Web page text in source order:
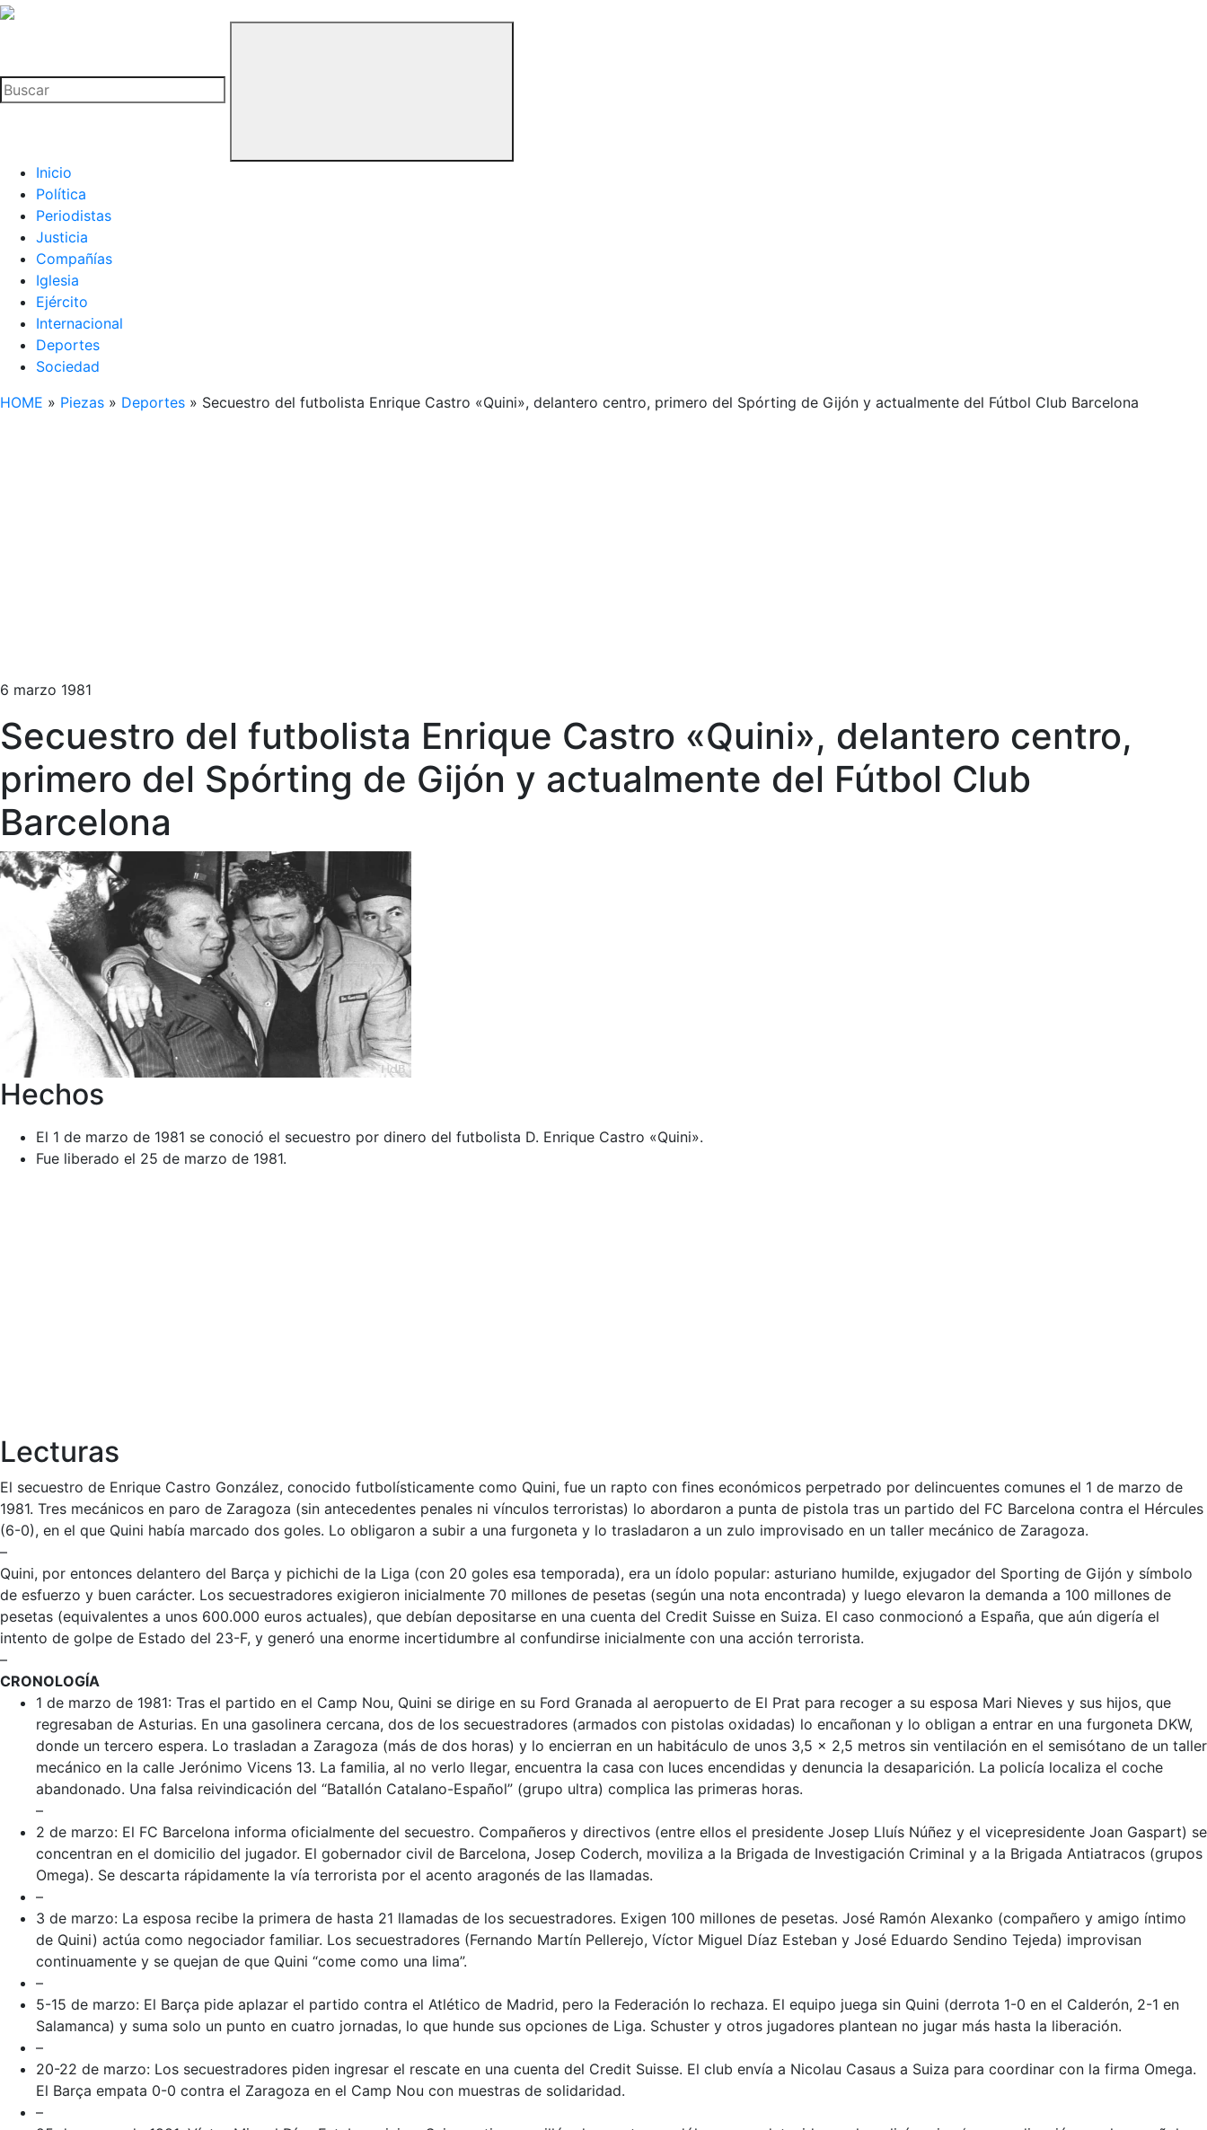
La
Buitre
Inicio
Política
Periodistas
Justicia
Compañías
Iglesia
Ejército
Internacional
Deportes
Sociedad
HOME » Piezas » Deportes » Secuestro del futbolista Enrique Castro «Quini», delantero centro, primero del Spórting de Gijón y actualmente del Fútbol Club Barcelona
6 marzo 1981
Secuestro del futbolista Enrique Castro «Quini», delantero centro,
primero del Spórting de Gijón y actualmente del Fútbol Club
Barcelona
Hechos
El 1 de marzo de 1981 se conoció el secuestro por dinero del futbolista D. Enrique Castro «Quini».
Fue liberado el 25 de marzo de 1981.
Lecturas
El secuestro de Enrique Castro González, conocido futbolísticamente como Quini, fue un rapto con fines económicos perpetrado por delincuentes comunes el 1 de marzo de
1981. Tres mecánicos en paro de Zaragoza (sin antecedentes penales ni vínculos terroristas) lo abordaron a punta de pistola tras un partido del FC Barcelona contra el Hércules
(6-0), en el que Quini había marcado dos goles. Lo obligaron a subir a una furgoneta y lo trasladaron a un zulo improvisado en un taller mecánico de Zaragoza.
–
Quini, por entonces delantero del Barça y pichichi de la Liga (con 20 goles esa temporada), era un ídolo popular: asturiano humilde, exjugador del Sporting de Gijón y símbolo
de esfuerzo y buen carácter. Los secuestradores exigieron inicialmente 70 millones de pesetas (según una nota encontrada) y luego elevaron la demanda a 100 millones de
pesetas (equivalentes a unos 600.000 euros actuales), que debían depositarse en una cuenta del Credit Suisse en Suiza. El caso conmocionó a España, que aún digería el
intento de golpe de Estado del 23-F, y generó una enorme incertidumbre al confundirse inicialmente con una acción terrorista.
–
CRONOLOGÍA
1 de marzo de 1981: Tras el partido en el Camp Nou, Quini se dirige en su Ford Granada al aeropuerto de El Prat para recoger a su esposa Mari Nieves y sus hijos, que
regresaban de Asturias. En una gasolinera cercana, dos de los secuestradores (armados con pistolas oxidadas) lo encañonan y lo obligan a entrar en una furgoneta DKW,
donde un tercero espera. Lo trasladan a Zaragoza (más de dos horas) y lo encierran en un habitáculo de unos 3,5 x 2,5 metros sin ventilación en el semisótano de un taller
mecánico en la calle Jerónimo Vicens 13. La familia, al no verlo llegar, encuentra la casa con luces encendidas y denuncia la desaparición. La policía localiza el coche
abandonado. Una falsa reivindicación del “Batallón Catalano-Español” (grupo ultra) complica las primeras horas.
–
2 de marzo: El FC Barcelona informa oficialmente del secuestro. Compañeros y directivos (entre ellos el presidente Josep Lluís Núñez y el vicepresidente Joan Gaspart) se
concentran en el domicilio del jugador. El gobernador civil de Barcelona, Josep Coderch, moviliza a la Brigada de Investigación Criminal y a la Brigada Antiatracos (grupos
Omega). Se descarta rápidamente la vía terrorista por el acento aragonés de las llamadas.
–
3 de marzo: La esposa recibe la primera de hasta 21 llamadas de los secuestradores. Exigen 100 millones de pesetas. José Ramón Alexanko (compañero y amigo íntimo
de Quini) actúa como negociador familiar. Los secuestradores (Fernando Martín Pellerejo, Víctor Miguel Díaz Esteban y José Eduardo Sendino Tejeda) improvisan
continuamente y se quejan de que Quini “come como una lima”.
–
5-15 de marzo: El Barça pide aplazar el partido contra el Atlético de Madrid, pero la Federación lo rechaza. El equipo juega sin Quini (derrota 1-0 en el Calderón, 2-1 en
Salamanca) y suma solo un punto en cuatro jornadas, lo que hunde sus opciones de Liga. Schuster y otros jugadores plantean no jugar más hasta la liberación.
–
20-22 de marzo: Los secuestradores piden ingresar el rescate en una cuenta del Credit Suisse. El club envía a Nicolau Casaus a Suiza para coordinar con la firma Omega.
El Barça empata 0-0 contra el Zaragoza en el Camp Nou con muestras de solidaridad.
–